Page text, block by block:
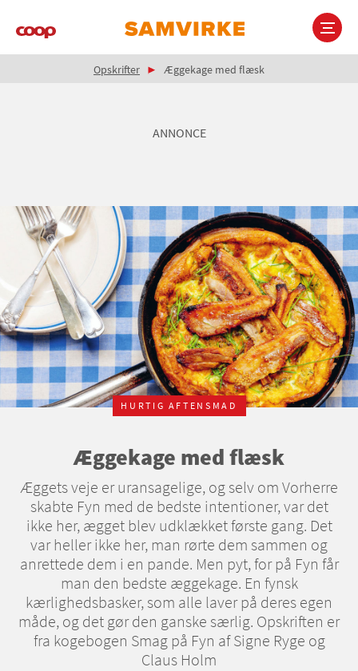
BrødkrummeOpskrifter Æggekage med flæsk
ANNONCE
HURTIG AFTENSMAD
Æggekage med flæsk
Æggets veje er uransagelige, og selv om Vorherre
skabte Fyn med de bedste intentioner, var det
ikke her, ægget blev udklækket første gang. Det
var heller ikke her, man rørte dem sammen og
anrettede dem i en pande. Men pyt, for på Fyn får
man den bedste æggekage. En fynsk
kærlighedsbasker, som alle laver på deres egen
måde, og det gør den ganske særlig. Opskriften er
fra kogebogen Smag på Fyn af Signe Ryge og
Claus Holm